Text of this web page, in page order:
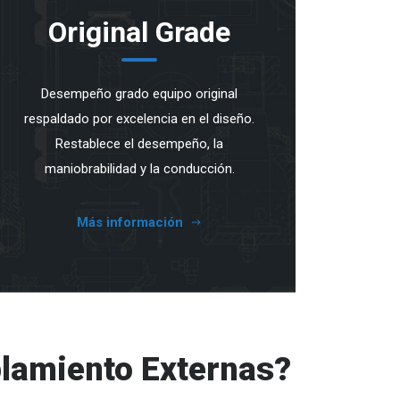
Original Grade
Desempeño grado equipo original
respaldado por excelencia en el diseño.
Restablece el desempeño, la
maniobrabilidad y la conducción.
Más información
Externas?